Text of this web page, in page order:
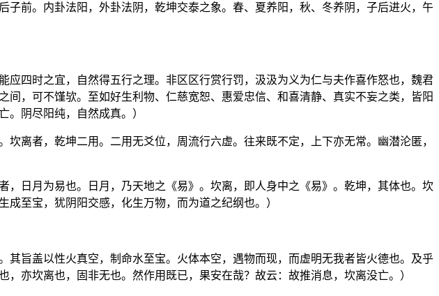
子前。内卦法阳，外卦法阴，乾坤交泰之象。春、夏养阳，秋、冬养阴，子后进火，午
应四时之宜，自然得五行之理。非区区行赏行罚，汲汲为义为仁与夫作喜作怒也，魏君
，可不馑欤。至如好生利物、仁慈宽恕、惠爱忠信、和喜清静、真实不妄之类，皆阳
。阴尽阳纯，自然成真。）
离者，乾坤二用。二用无爻位，周流行六虚。往来既不定，上下亦无常。幽潜沦匿，
，日月为易也。日月，乃天地之《易》。坎离，即人身中之《易》。乾坤，其体也。坎
至宝，犹阴阳交感，化生万物，而为道之纪纲也。）
其旨盖以性火真空，制命水至宝。火体本空，遇物而现，而虚明无我者皆火德也。及乎
亦坎离也，固非无也。然作用既已，果安在哉？故云：故推消息，坎离没亡。）